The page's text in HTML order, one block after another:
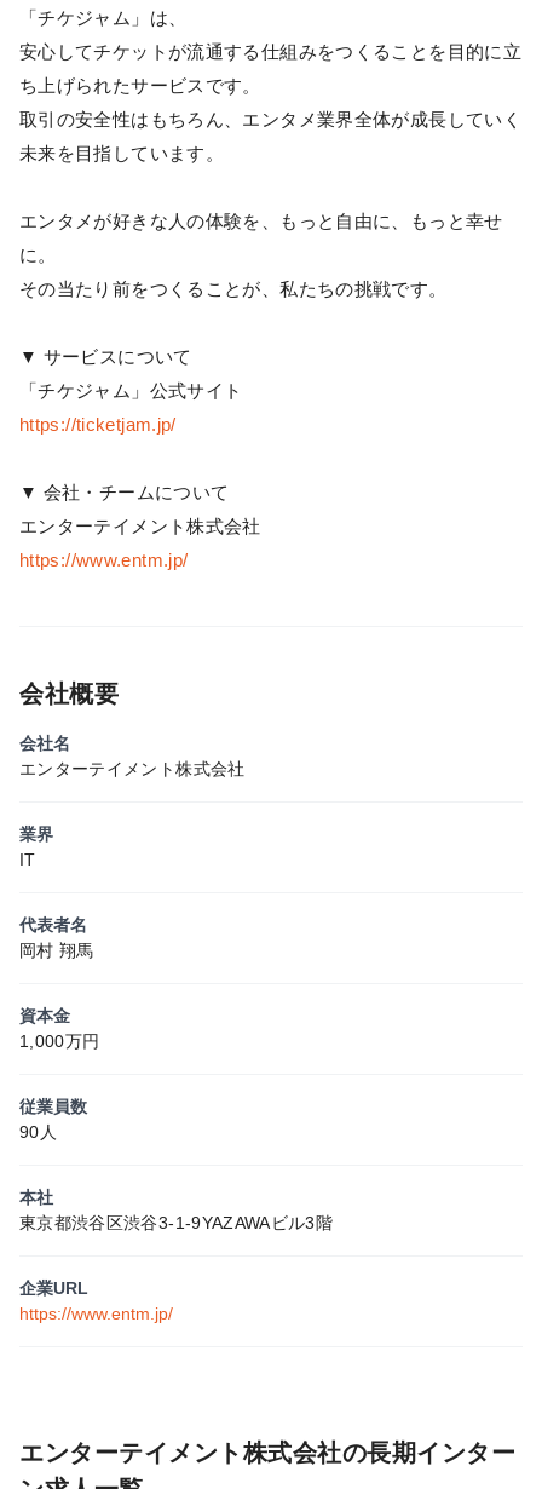
「チケジャム」は、
安心してチケットが流通する仕組みをつくることを目的に立
ち上げられたサービスです。
取引の安全性はもちろん、エンタメ業界全体が成長していく
未来を目指しています。
エンタメが好きな人の体験を、もっと自由に、もっと幸せ
に。
その当たり前をつくることが、私たちの挑戦です。
▼ サービスについて
「チケジャム」公式サイト
https://ticketjam.jp/
▼ 会社・チームについて
エンターテイメント株式会社
https://www.entm.jp/
会社概要
会社名
エンターテイメント株式会社
業界
IT
代表者名
岡村 翔馬
資本金
1,000万円
従業員数
90人
本社
東京都渋谷区渋谷3-1-9YAZAWAビル3階
企業URL
https://www.entm.jp/
エンターテイメント株式会社の長期インター